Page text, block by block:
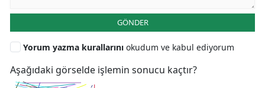
GÖNDER
Yorum yazma kurallarını okudum ve kabul ediyorum
Aşağıdaki görselde işlemin sonucu kaçtır?